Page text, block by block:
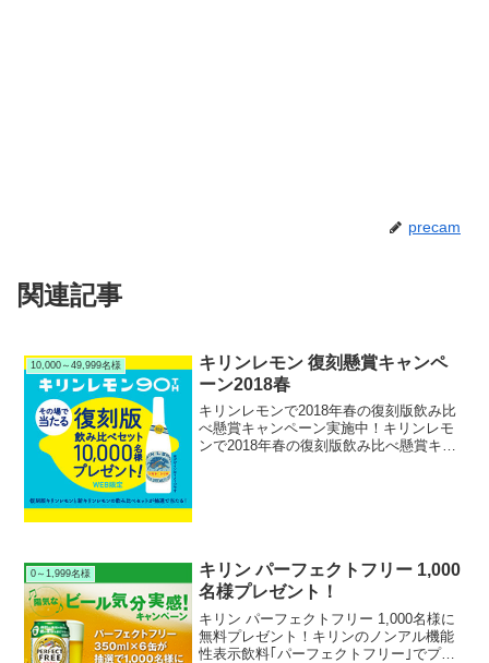
precam
関連記事
10,000～49,999名様
キリンレモン 復刻懸賞キャンペ
ーン2018春
キリンレモンで2018年春の復刻版飲み比
べ懸賞キャンペーン実施中！キリンレモ
ンで2018年春の復刻版飲み比べ懸賞キャ
0～1,999名様
キリン パーフェクトフリー 1,000
名様プレゼント！
キリン パーフェクトフリー 1,000名様に
無料プレゼント！キリンのノンアル機能
性表示飲料｢パーフェクトフリー｣でプレ